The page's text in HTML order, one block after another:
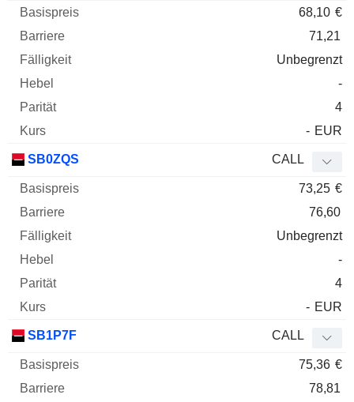
68,10 €
71,21
Unbegrenzt
-
4
- EUR
SB0ZQS CALL
73,25 €
76,60
Unbegrenzt
-
4
- EUR
SB1P7F CALL
75,36 €
78,81